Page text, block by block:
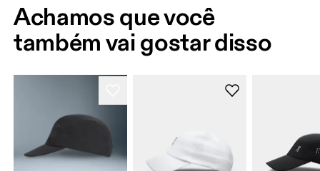
Achamos que você
também vai gostar disso